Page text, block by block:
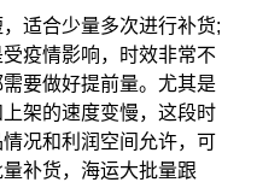
适合少量多次进行补货;
疫情影响，时效非常不
要做好提前量。尤其是
架的速度变慢，这段时
况和利润空间允许，可
补货，海运大批量跟